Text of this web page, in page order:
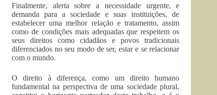
Finalmente, alerta sobre a necessidade urgente, e
demanda para a sociedade e suas instituições, de
estabelecer uma melhor relação e tratamento, assim
como de condições mais adequadas que respeitem os
seus direitos como cidadãos e povos tradicionais
diferenciados no seu modo de ser, estar e se relacionar
com o mundo.
O direito à diferença, como um direito humano
fundamental na perspectiva de uma sociedade plural,